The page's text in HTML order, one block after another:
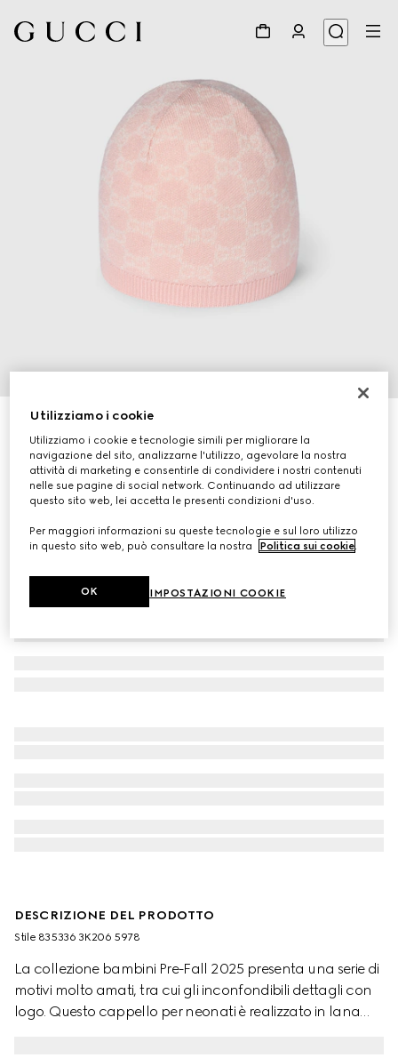
Cappello neonato in lana GG
CHF 180
Variante rosa chiaro e bianco
DESCRIZIONE DEL PRODOTTO
Stile ‎835336 3K206 5978
La collezione bambini Pre-Fall 2025 presenta una serie di
motivi molto amati, tra cui gli inconfondibili dettagli con
logo. Questo cappello per neonati è realizzato in lana
Utilizziamo i cookie
Utilizziamo i cookie e tecnologie simili per migliorare la
navigazione del sito, analizzarne l'utilizzo, agevolare la nostra
attività di marketing e consentirle di condividere i nostri contenuti
nelle sue pagine di social network. Continuando ad utilizzare
questo sito web, lei accetta le presenti condizioni d'uso.
Per maggiori informazioni su queste tecnologie e sul loro utilizzo
in questo sito web, può consultare la nostra
Politica sui cookie
IMPOSTAZIONI COOKIE
OK